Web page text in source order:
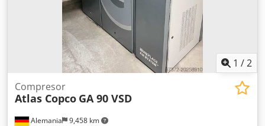
1 /2
Alemania 9,458 km
Compresor
Atlas Copco GA 90 VSD